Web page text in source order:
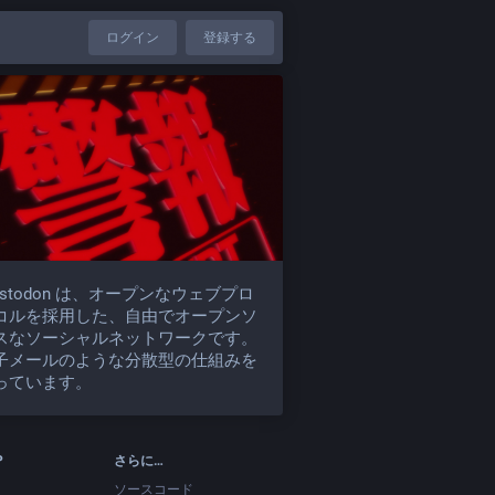
ログイン 登録する
は、オープンなウェブプロ
ルを採用した、自由でオープンソ
なソーシャルネットワークです。
メールのような分散型の仕組みを
ています。
さらに…
ソースコード